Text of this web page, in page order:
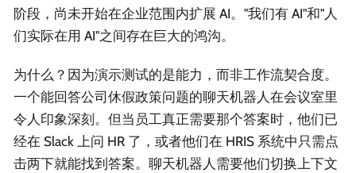
阶段，尚未开始在企业范围内扩展 AI。"我们有 AI"和"人
们实际在用 AI"之间存在巨大的鸿沟。
为什么？因为演示测试的是能力，而非工作流契合度。
一个能回答公司休假政策问题的聊天机器人在会议室里
令人印象深刻。但当员工真正需要那个答案时，他们已
经在 Slack 上问 HR 了，或者他们在 HRIS 系统中只需点
击两下就能找到答案。聊天机器人需要他们切换上下文